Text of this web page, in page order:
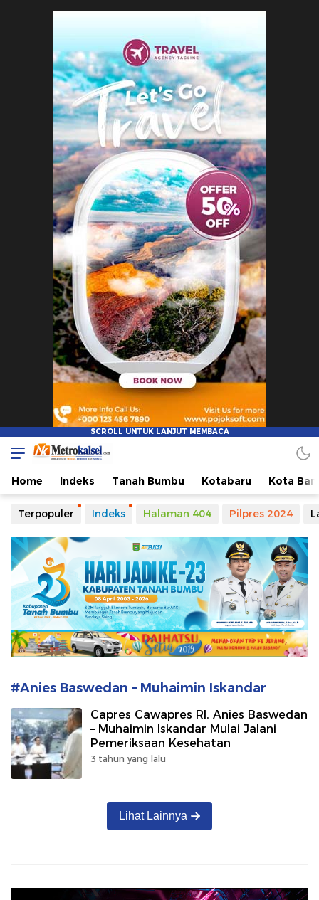
Metro Kalsel
Media Online Terkini, Faktual dan Mendidik
Home Indeks Tanah Bumbu Kotabaru Kota
Terpopuler Indeks Halaman 404 Pilpres 2024
#Anies Baswedan – Muhaimin Iskandar
Capres Cawapres RI, Anies Baswedan
– Muhaimin Iskandar Mulai Jalani
Pemeriksaan Kesehatan
3 tahun yang lalu
Lihat Lainnya